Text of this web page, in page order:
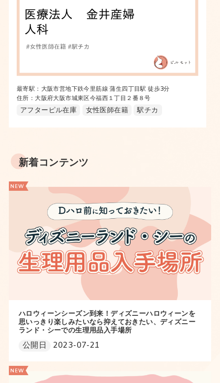
最寄駅：大阪市営地下鉄今里筋線 蒲生四丁目駅 徒歩3分
住所：大阪府大阪市城東区今福西１丁目２番８号
アフターピル在庫 女性医師在籍 駅チカ
新着コンテンツ
ハロウィーンシーズン到来！ディズニーハロウィーンを
思いっきり楽しみたいなら抑えておきたい、ディズニー
ランド・シーでの生理用品入手場所
公開日 2023-07-21